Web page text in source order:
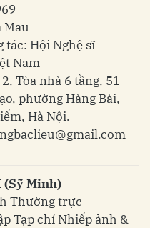
Mau
tác: Hội Nghệ sĩ
Nam
Tòa nhà 6 tầng, 51
phường Hàng Bài,
Hà Nội.
(Sỹ Minh)
Thường trực
Tạp chí Nhiếp ảnh &